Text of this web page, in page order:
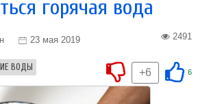
горячая вода
23 мая 2019 2491
ВОДЫ 6
+6